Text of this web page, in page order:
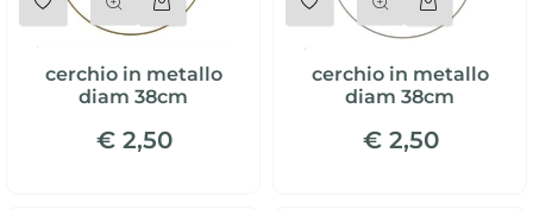
cerchio in metallo
diam 38cm
€ 2,50
cerchio in metallo
diam 38cm
€ 2,50